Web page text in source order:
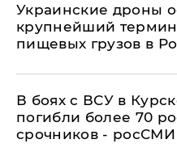
Украинские дроны
крупнейший
пищевых грузов в
В боях с ВСУ в
погибли более 70
срочников - росСМИ